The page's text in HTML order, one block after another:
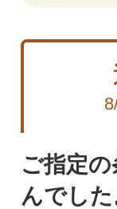
ご指定
んでした